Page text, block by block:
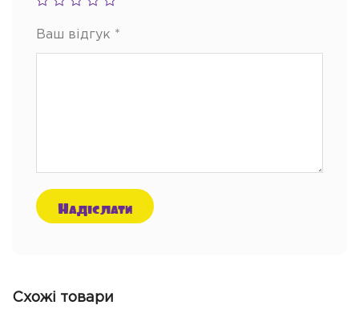
Ваш відгук *
Схожі товари